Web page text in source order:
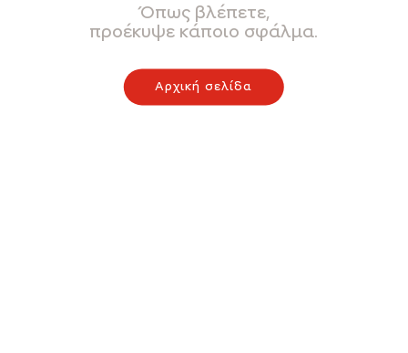
Όπως βλέπετε,
προέκυψε κάποιο σφάλμα.
Αρχική σελίδα